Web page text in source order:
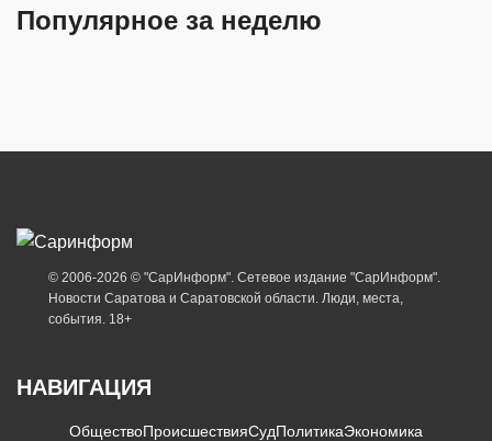
Популярное за неделю
© 2006-2026 © "СарИнформ". Сетевое издание "СарИнформ".
Новости Саратова и Саратовской области. Люди, места,
события. 18+
НАВИГАЦИЯ
ОбществоПроисшествияСудПолитикаЭкономика